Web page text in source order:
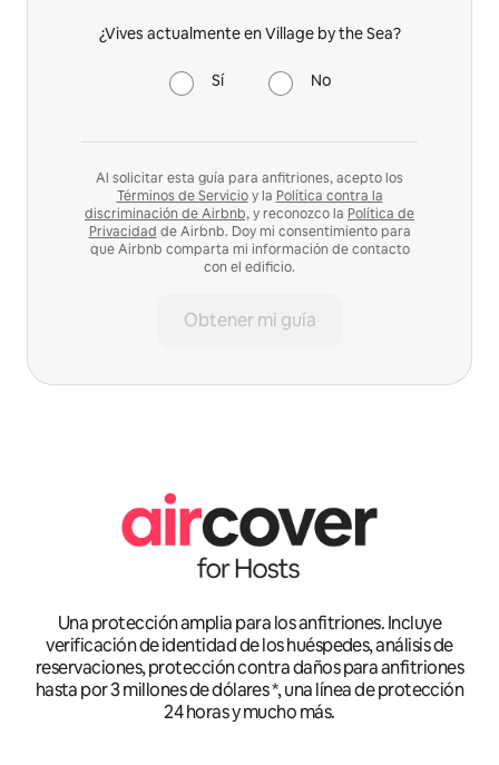
¿Vives actualmente en Village by the Sea?
Sí No
Al solicitar esta guía para anfitriones, acepto los
Términos de Servicioy la Política contra la
discriminación de Airbnb,y reconozco la Política de
Privacidad de Airbnb. Doy mi consentimiento para
que Airbnb comparta mi información de contacto
con el edificio.
Obtener mi guía
Una protección amplia para los anfitriones. Incluye
verificación de identidad de los huéspedes, análisis de
reservaciones, protección contra daños para anfitriones
hasta por 3 millones de dólares *, una línea de protección
24 horas y mucho más.